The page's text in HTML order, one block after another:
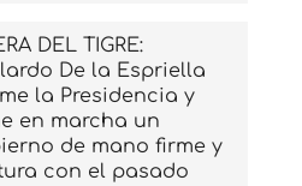
DEL TIGRE:
De la Espriella
la Presidencia y
en marcha un
de mano firme y
con el pasado